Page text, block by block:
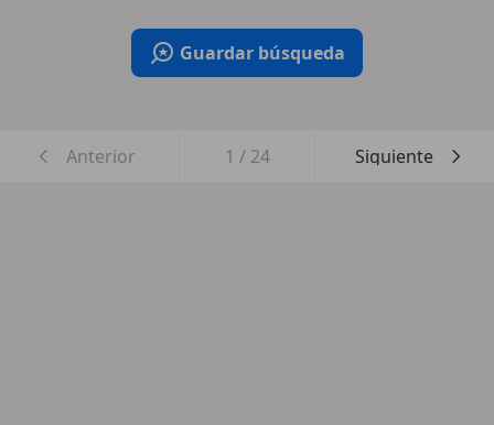
Guardar búsqueda
Anterior 1 / 24 Siguiente